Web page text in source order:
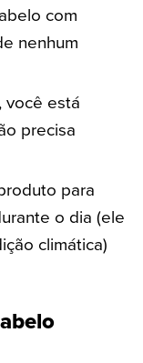
com
nenhum
você está
precisa
para
o dia (ele
climática)